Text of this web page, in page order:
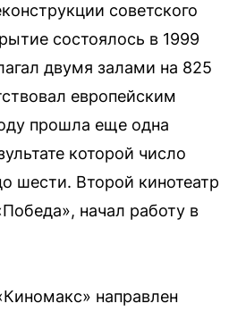
советского
состоялось в 1999
двумя залами на 825
европейским
прошла еще одна
которой число
шести. Второй кинотеатр
начал работу в
направлен